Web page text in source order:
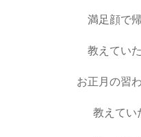
満足顔で
教えてい
お正月の習
教えてい